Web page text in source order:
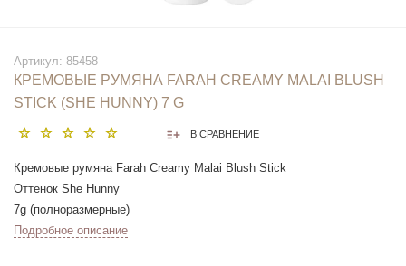
Артикул: 85458
КРЕМОВЫЕ РУМЯНА FARAH CREAMY MALAI BLUSH
STICK (SHE HUNNY) 7 G
В СРАВНЕНИЕ
Кремовые румяна Farah Creamy Malai Blush Stick
Оттенок She Hunny
7g (полноразмерные)
Подробное описание